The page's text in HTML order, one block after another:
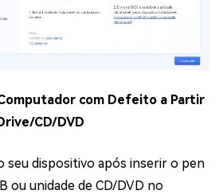
com Defeito a Partir
CD/DVD
seu dispositivo após inserir o pen
ou unidade de CD/DVD no